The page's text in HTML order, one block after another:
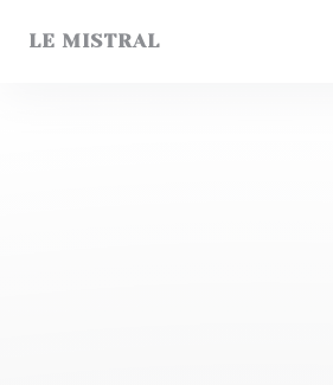
LE MISTRAL